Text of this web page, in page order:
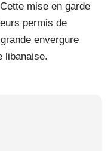
mise en garde
permis de
envergure
libanaise.